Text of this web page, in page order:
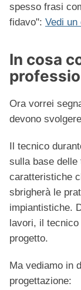
spesso frasi
fidavo": Vedi un
In cosa
Ora vorrei
devono
Il tecnico
sulla base
caratteristiche
sbrigherà le
impiantistiche.
lavori, il
progetto.
Ma vediamo in
progettazione: